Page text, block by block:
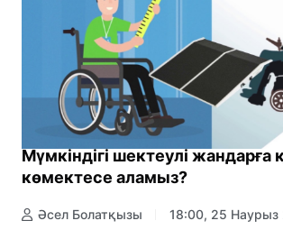
Мүмкіндігі шектеулі жандарға
көмектесе аламыз?
Әсел Болатқызы 18:00, 25 Наурыз